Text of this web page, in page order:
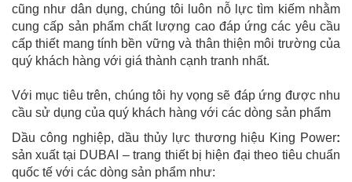
cũng như dân dụng, chúng tôi luôn nỗ lực tìm kiếm nhằm
cung cấp sản phẩm chất lượng cao đáp ứng các yêu cầu
cấp thiết mang tính bền vững và thân thiện môi trường của
quý khách hàng với giá thành cạnh tranh nhất.
Với mục tiêu trên, chúng tôi hy vọng sẽ đáp ứng được nhu
cầu sử dụng của quý khách hàng với các dòng sản phẩm
Dầu công nghiệp, dầu thủy lực thương hiệu King Power:
sản xuất tại DUBAI – trang thiết bị hiện đại theo tiêu chuẩn
quốc tế với các dòng sản phẩm như: